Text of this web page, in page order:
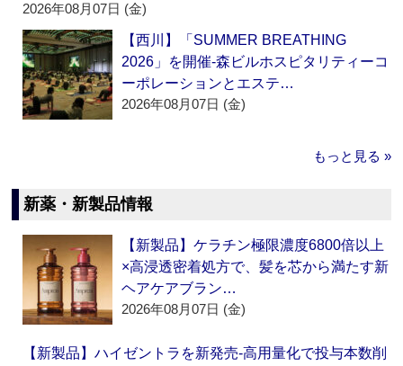
2026年08月07日 (金)
【西川】「SUMMER BREATHING
2026」を開催‐森ビルホスピタリティーコ
ーポレーションとエステ…
2026年08月07日 (金)
もっと見る »
新薬・新製品情報
【新製品】ケラチン極限濃度6800倍以上
×高浸透密着処方で、髪を芯から満たす新
ヘアケアブラン…
2026年08月07日 (金)
【新製品】ハイゼントラを新発売‐高用量化で投与本数削